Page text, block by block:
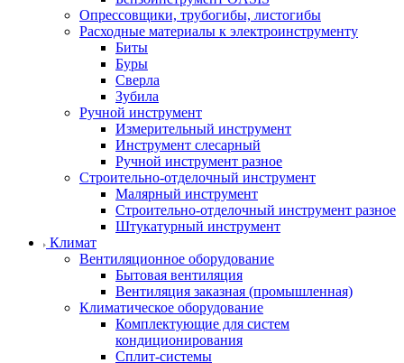
Опрессовщики, трубогибы, листогибы
Расходные материалы к электроинструменту
Биты
Буры
Сверла
Зубила
Ручной инструмент
Измерительный инструмент
Инструмент слесарный
Ручной инструмент разное
Строительно-отделочный инструмент
Малярный инструмент
Строительно-отделочный инструмент разное
Штукатурный инструмент
Климат
Вентиляционное оборудование
Бытовая вентиляция
Вентиляция заказная (промышленная)
Климатическое оборудование
Комплектующие для систем
кондиционирования
Сплит-системы